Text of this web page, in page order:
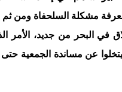
مشكلة السلحفاة ومن ثم
في البحر من جديد، الأمر
يتخلوا عن مساندة الجمعية